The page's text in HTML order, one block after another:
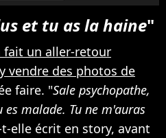
et tu as la haine"
fait un aller-retour
vendre des photos de
faire. "Sale psychopathe,
malade. Tu ne m'auras
t-elle écrit en story, avant